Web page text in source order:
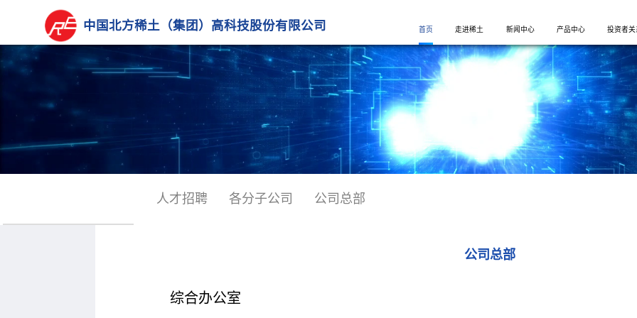
中国北方稀土（集团）高科技股份有限公司 首页 走进稀土 新闻中心 产品中心 投资者关
人才招聘 各分子公司 公司总部
公司总部